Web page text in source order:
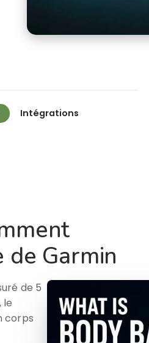
Intégrations
Garmin
de 5
le
corps